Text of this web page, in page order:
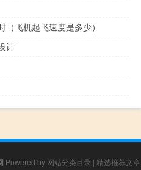
飞机起飞速度是多少）
计
Powered by 网站分类目录 | 精选推荐文章